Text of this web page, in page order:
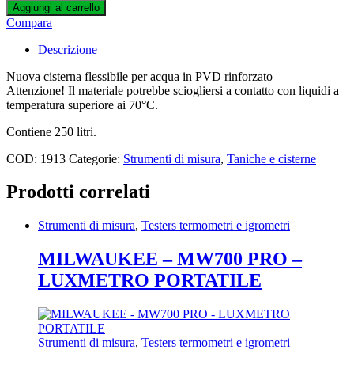
Vents
Vision Seeds
White Label
World of Seeds
Xtreme Gardening
Zerum
-
CISTERNA
FLESSIBILE
ACQUA
-
250
quantity
Aggiungi al carrello
Compara
Descrizione
Nuova cisterna flessibile per acqua in PVD rinforzato
Attenzione! Il materiale potrebbe sciogliersi a contatto con liquidi a
temperatura superiore ai 70°C.
Contiene 250 litri.
COD: 1913 Categorie: Strumenti di misura, Taniche e cisterne
Prodotti correlati
Strumenti di misura, Testers termometri e igrometri
MILWAUKEE – MW700 PRO –
LUXMETRO PORTATILE
Strumenti di misura, Testers termometri e igrometri